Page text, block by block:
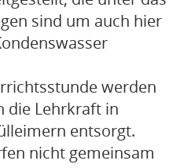
sind um auch hier
werden
die Lehrkraft in
entsorgt.
nicht gemeinsam